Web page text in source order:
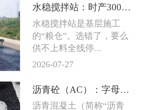
水稳搅拌站：时产300吨和800吨差的不只是产量
水稳搅拌站是基层施工
的“粮仓”。选错了，要么
供不上料全线停...
2026-07-27
沥青砼（AC）：字母后面的数字越大石头越粗
沥青混凝土（简称“沥青